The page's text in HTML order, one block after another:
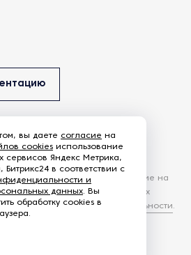
Все права защищены
наш сайт, вы даете согласие на
и других пользовательских
сПолитикой конфиденциальности.
вы даете согласие на
cookies использование
сервисов Яндекс Метрика,
Битрикс24 в соответствии с
и
данных. Вы
обработку cookies в